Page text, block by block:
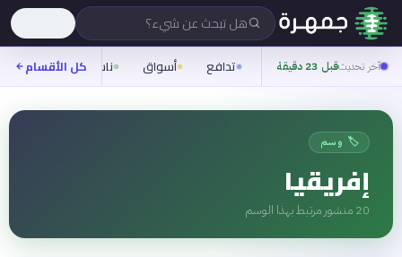
هل تبحث عن شيء؟
آخر تحديثقبل 23 دقيقة تدافع أسواق ناس روح
كل الأقسام
🏷️ وسم
إفريقيا
20 منشور مرتبط بهذا الوسم